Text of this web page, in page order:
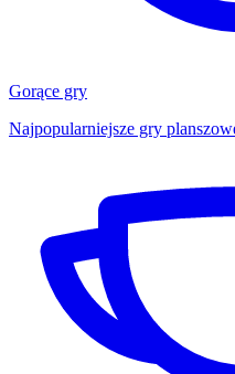
Gorące gry
Najpopularniejsze gry